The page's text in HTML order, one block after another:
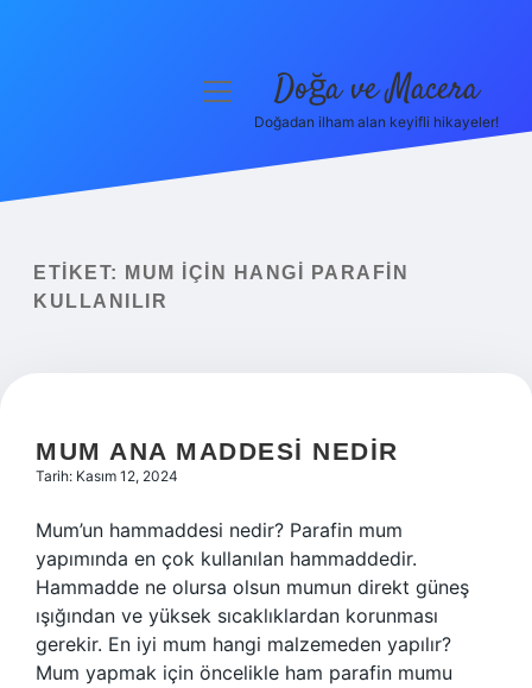
Yasal Uyarı
menüyü Doğa ve Macera
Doğadan ilham alan keyifli hikayeler!
ETIKET:
MUM IÇIN HANGI PARAFIN
KULLANILIR
MUM ANA MADDESI NEDIR
Tarih: Kasım 12, 2024
Mum’un hammaddesi nedir? Parafin mum
yapımında en çok kullanılan hammaddedir.
Hammadde ne olursa olsun mumun direkt güneş
ışığından ve yüksek sıcaklıklardan korunması
gerekir. En iyi mum hangi malzemeden yapılır?
Mum yapmak için öncelikle ham parafin mumu